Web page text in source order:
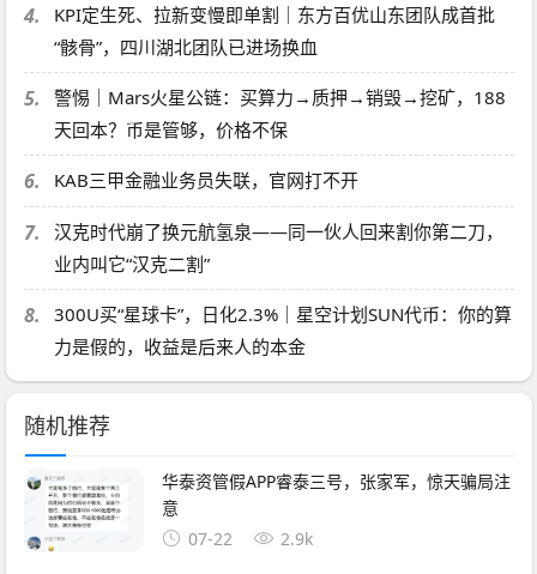
4.
KPI定生死、拉新变慢即单割｜东方百优山东团队成首批
“骸骨”，四川湖北团队已进场换血
5.
警惕｜Mars火星公链：买算力→质押→销毁→挖矿，188
天回本？币是管够，价格不保
6. KAB三甲金融业务员失联，官网打不开
7.
汉克时代崩了换元航氢泉——同一伙人回来割你第二刀，
业内叫它“汉克二割”
8.
300U买“星球卡”，日化2.3%｜星空计划SUN代币：你的算
力是假的，收益是后来人的本金
随机推荐
华泰资管假APP睿泰三号，张家军，惊天骗局注
意
07-22
2.9k